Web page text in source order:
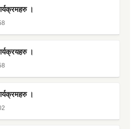
।
।
।